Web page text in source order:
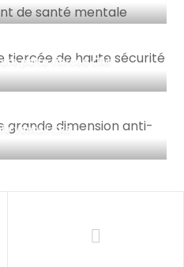
porte tiercée CR4
vantail CR5